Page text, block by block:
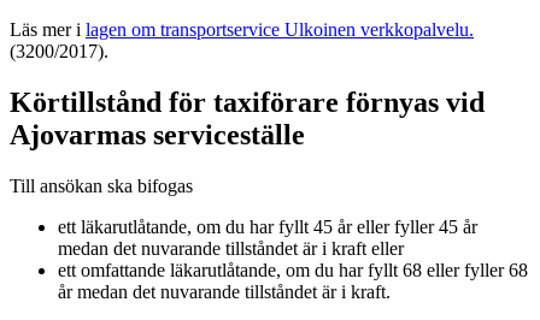
Läs mer i lagen om transportservice Ulkoinen verkkopalvelu.
(3200/2017).
Körtillstånd för taxiförare förnyas vid
Ajovarmas serviceställe
Till ansökan ska bifogas
ett läkarutlåtande, om du har fyllt 45 år eller fyller 45 år
medan det nuvarande tillståndet är i kraft eller
ett omfattande läkarutlåtande, om du har fyllt 68 eller fyller 68
år medan det nuvarande tillståndet är i kraft.